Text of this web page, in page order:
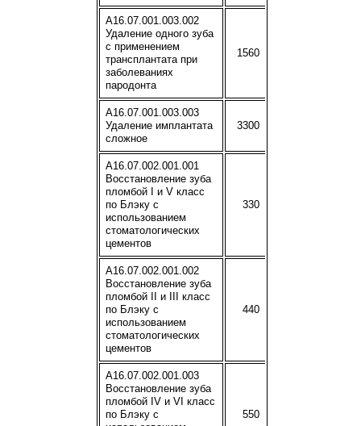
A16.07.001.003.002
Удаление одного зуба
с применением
трансплантата при
заболеваниях
пародонта
1560
A16.07.001.003.003
Удаление имплантата
сложное
3300
A16.07.002.001.001
Восстановление зуба
пломбой I и V класс
по Блэку с
использованием
стоматологических
цементов
330
A16.07.002.001.002
Восстановление зуба
пломбой II и III класс
по Блэку с
использованием
стоматологических
цементов
440
A16.07.002.001.003
Восстановление зуба
пломбой IV и VI класс
по Блэку с
550